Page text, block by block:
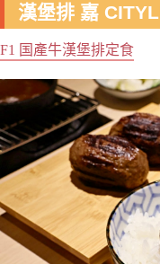
漢堡排 嘉
F1 国產牛漢堡排定食